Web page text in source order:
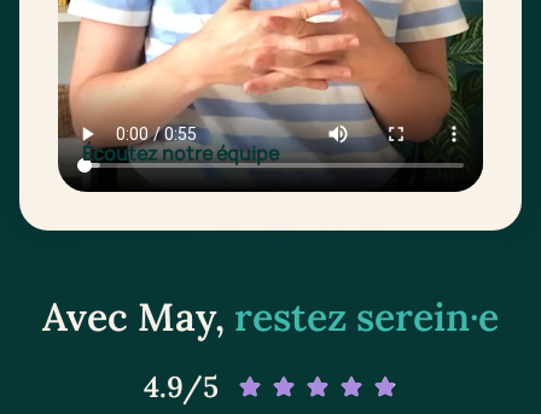
Écoutez notre équipe
Avec May, restez serein·e
4.9/5